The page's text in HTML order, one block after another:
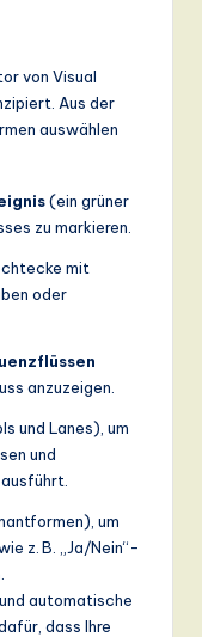
von Visual
Aus der
auswählen
(ein grüner
zu markieren.
mit
oder
anzuzeigen.
und Lanes), um
und
um
z. B. „Ja/Nein“-
automatische
dass Ihre